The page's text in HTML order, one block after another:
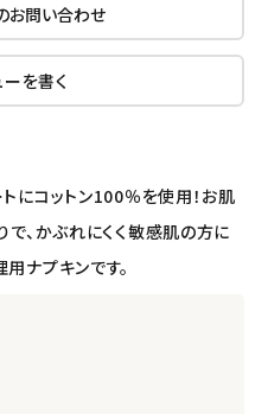
お問い合わせ
ーを書く
にコットン100％を使用！お肌
で、かぶれにくく敏感肌の方に
ナプキンです。